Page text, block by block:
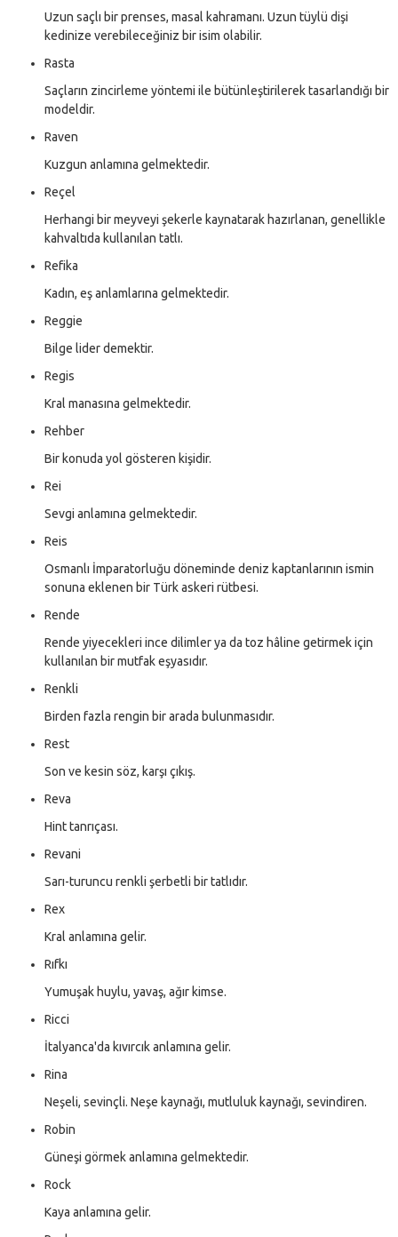
Uzun saçlı bir prenses, masal kahramanı. Uzun tüylü dişi
kedinize verebileceğiniz bir isim olabilir.
Rasta
Saçların zincirleme yöntemi ile bütünleştirilerek tasarlandığı bir
modeldir.
Raven
Kuzgun anlamına gelmektedir.
Reçel
Herhangi bir meyveyi şekerle kaynatarak hazırlanan, genellikle
kahvaltıda kullanılan tatlı.
Refika
Kadın, eş anlamlarına gelmektedir.
Reggie
Bilge lider demektir.
Regis
Kral manasına gelmektedir.
Rehber
Bir konuda yol gösteren kişidir.
Rei
Sevgi anlamına gelmektedir.
Reis
Osmanlı İmparatorluğu döneminde deniz kaptanlarının ismin
sonuna eklenen bir Türk askeri rütbesi.
Rende
Rende yiyecekleri ince dilimler ya da toz hâline getirmek için
kullanılan bir mutfak eşyasıdır.
Renkli
Birden fazla rengin bir arada bulunmasıdır.
Rest
Son ve kesin söz, karşı çıkış.
Reva
Hint tanrıçası.
Revani
Sarı-turuncu renkli şerbetli bir tatlıdır.
Rex
Kral anlamına gelir.
Rıfkı
Yumuşak huylu, yavaş, ağır kimse.
Ricci
İtalyanca'da kıvırcık anlamına gelir.
Rina
Neşeli, sevinçli. Neşe kaynağı, mutluluk kaynağı, sevindiren.
Robin
Güneşi görmek anlamına gelmektedir.
Rock
Kaya anlamına gelir.